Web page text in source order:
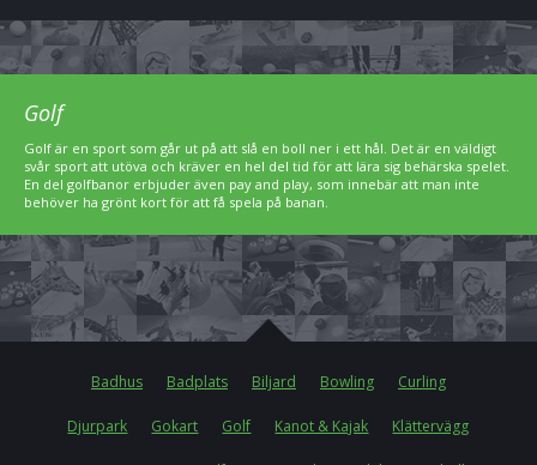
Golf
Golf är en sport som går ut på att slå en boll ner i ett hål. Det är en väldigt
svår sport att utöva och kräver en hel del tid för att lära sig behärska spelet.
En del golfbanor erbjuder även pay and play, som innebär att man inte
behöver ha grönt kort för att få spela på banan.
Badhus Badplats Biljard Bowling Curling
Djurpark Gokart Golf Kanot & Kajak Klättervägg